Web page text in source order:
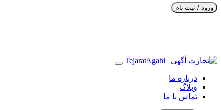
ورود / ثبت نام
درباره ما
وبلاگ
تماس با ما